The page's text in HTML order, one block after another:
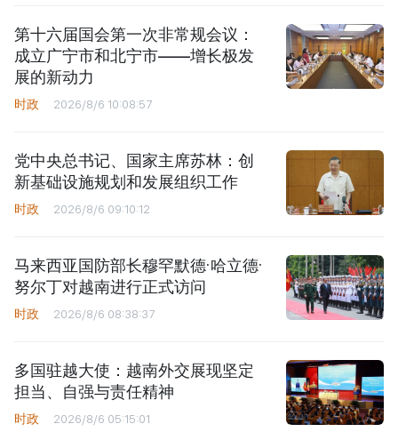
第十六届国会第一次非常规会议：
成立广宁市和北宁市——增长极发
展的新动力
时政 2026/8/6 10:08:57
党中央总书记、国家主席苏林：创
新基础设施规划和发展组织工作
时政 2026/8/6 09:10:12
马来西亚国防部长穆罕默德·哈立德·
努尔丁对越南进行正式访问
时政 2026/8/6 08:38:37
多国驻越大使：越南外交展现坚定
担当、自强与责任精神
时政 2026/8/6 05:15:01